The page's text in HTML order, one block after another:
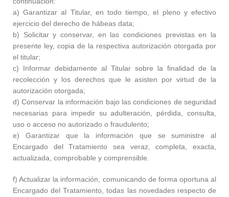
a) Garantizar al Titular, en todo tiempo, el pleno y efectivo
ejercicio del derecho de hábeas data;
b) Solicitar y conservar, en las condiciones previstas en la
presente ley, copia de la respectiva autorización otorgada por
el titular;
c) Informar debidamente al Titular sobre la finalidad de la
recolección y los derechos que le asisten por virtud de la
autorización otorgada;
d) Conservar la información bajo las condiciones de seguridad
necesarias para impedir su adulteración, pérdida, consulta,
uso o acceso no autorizado o fraudulento;
e) Garantizar que la información que se suministre al
Encargado del Tratamiento sea veraz, completa, exacta,
actualizada, comprobable y comprensible.
f) Actualizar la información, comunicando de forma oportuna al
Encargado del Tratamiento, todas las novedades respecto de